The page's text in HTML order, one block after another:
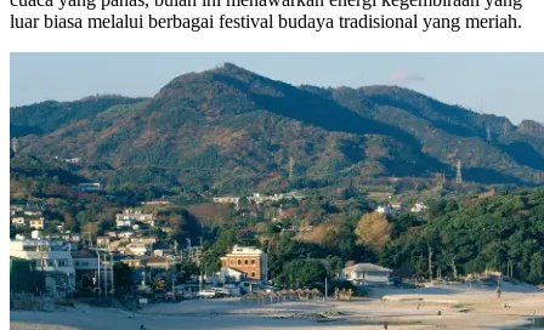
luar biasa melalui berbagai festival budaya tradisional yang meriah.